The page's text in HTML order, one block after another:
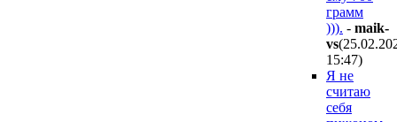
грамм
))). - maik-
vs
15:47)
Я не
считаю
себя